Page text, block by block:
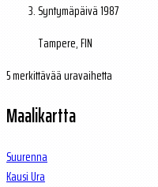
Syntymäpäivä1987
Tampere, FIN
5 merkittävää uravaihetta
Maalikartta
Suurenna
KausiUra